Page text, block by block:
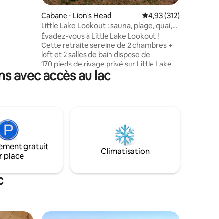
Cabane ⋅ Lion's Head Évaluation moyenne
4,93 (312)
Little Lake Lookout : sauna, plage, quai,
chiens !
Évadez-vous à Little Lake Lookout !
Cette retraite sereine de 2 chambres +
loft et 2 salles de bain dispose de
170 pieds de rivage privé sur Little Lake.
Profitez d'une vue imprenable sur
l'escarpement du Niagara et d'une
adaptée aux chiens (nous sommes
clôturés !) est l'escapade idéale pour se
faire des souvenirs. À seulement 7
minutes du charmant village de Lion's
expérience vraiment unique !
avec accès au lac
gratuit
place
Climatisation